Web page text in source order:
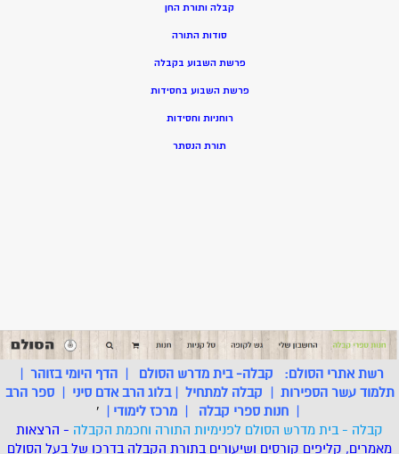
קבלה ותורת החן
סודות התורה
פרשת השבוע בקבלה
פרשת השבוע בחסידות
רוחניות וחסידות
תורת הנסתר
רשת אתרי הסולם: קבלה- בית מדרש הסולם |הדף היומי בזוהר |
תלמוד עשר הספירות | קבלה למתחיל |בלוג הרב אדם סיני |ספר הרב
| חנות ספרי קבלה | מרכז לימודי |
'
קבלה - בית מדרש הסולם לפנימיות התורה וחכמת הקבלה - הרצאות
מאמרים, קליפים קורסים ושיעורים בתורת הקבלה בדרכו של בעל הסולם